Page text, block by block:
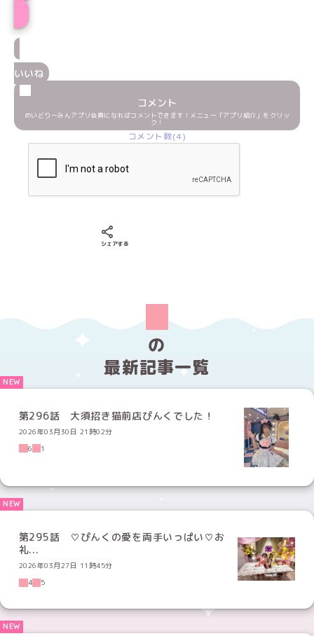
いいね
コメント
めいどりーみんアプリ会員になればコメントできます！メニュー「アプリ紹介」をクリッ
ク！
コメント数(4)
シェアする
の
最新記事一覧
第296話 大須招き猫前店ぴんくでした！
2026年03月30日 21時02分
6
1
第295話 ♡ぴんくの愛を両手いっぱい♡お
礼...
2026年03月27日 11時45分
4
5